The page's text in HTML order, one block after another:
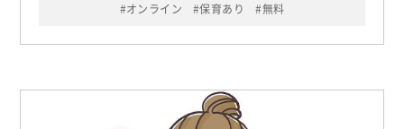
オンライン 保育あり 無料